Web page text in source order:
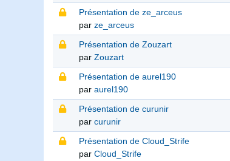
Présentation de ze_arceus
par ze_arceus
Présentation de Zouzart
par Zouzart
Présentation de aurel190
par aurel190
Présentation de curunir
par curunir
Présentation de Cloud_Strife
par Cloud_Strife